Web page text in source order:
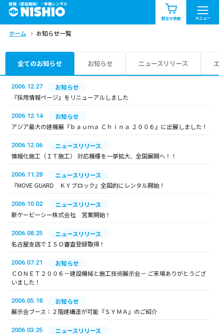
建機（建設機械）・重機レンタル
問合せ依頼 メニュー
商品一覧 お知らせ一覧
問合せ依頼リスト
エリア情報を見る
ホーム お知らせ一覧
全てのお知らせ お知らせ ニュースリリース
2006.12.27
お知らせ
『採用情報ページ』をリニューアルしました
2006.12.14
お知らせ
アジア最大の建機展『ｂａｕｍａ Ｃｈｉｎａ ２００６』に出展しました！
2006.12.06
ニュースリリース
情報化施工（ＩＴ施工） 対応機種を一挙拡大、全国展開へ！！
2006.11.28
ニュースリリース
『MOVE GUARD ＫＹブロック』全国的にレンタル開始！
2006.10.02
ニュースリリース
新ケービーシー株式会社 営業開始！
2006.08.25
ニュースリリース
名古屋支店でＩＳＯ審査登録取得！
2006.07.21
お知らせ
ＣＯＮＥＴ２００６－建設機械と施工技術展示会－ ご来場ありがとうござ
いました！
2006.05.18
お知らせ
展示会ブース：２階建構造が可能『ＳＹＭＡ』のご紹介
2006.03.25
ニュースリリース